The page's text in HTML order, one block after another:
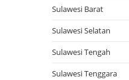
Sulawesi Barat
Sulawesi Selatan
Sulawesi Tengah
Sulawesi Tenggara